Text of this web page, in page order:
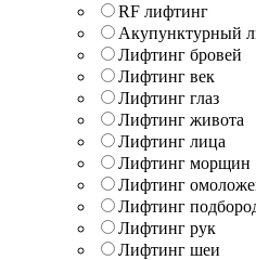
RF лифтинг
Акупунктурный
Лифтинг бровей
Лифтинг век
Лифтинг глаз
Лифтинг живота
Лифтинг лица
Лифтинг морщин
Лифтинг
Лифтинг
Лифтинг рук
Лифтинг шеи